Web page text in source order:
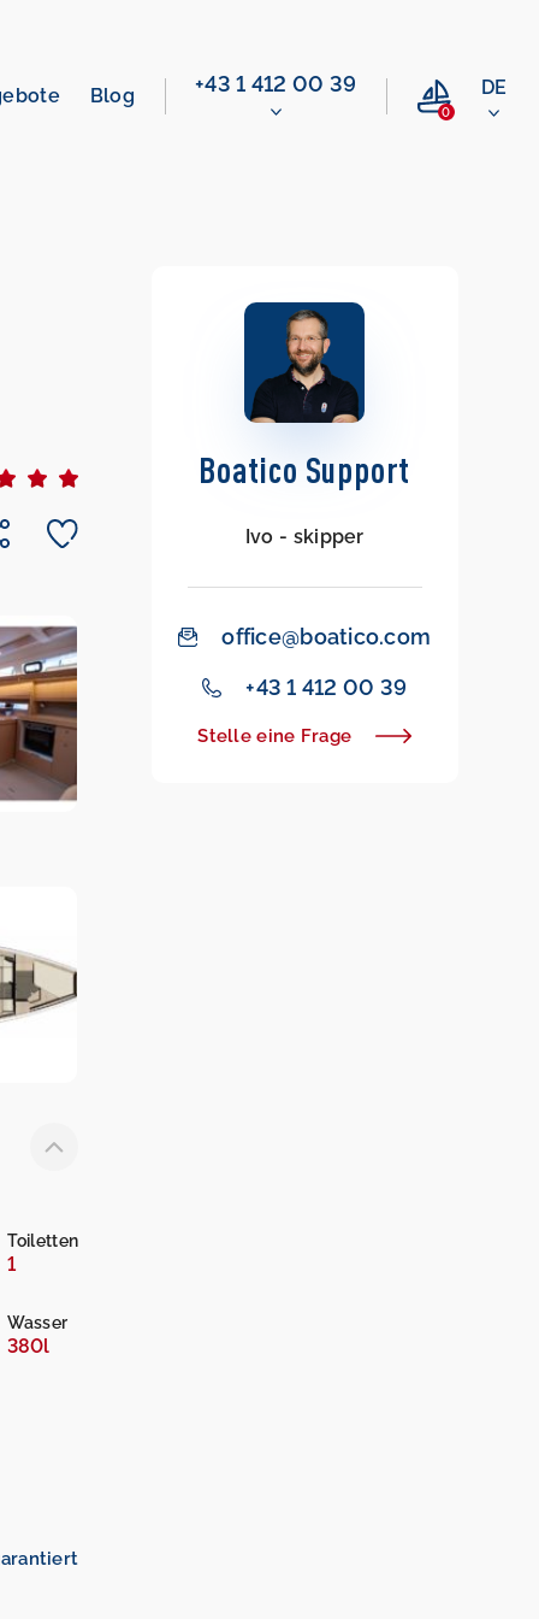
Blog +43 1 412 00 39
0
DE
Toiletten
1
Wasser
380l
Boatico Support
Ivo - skipper
office@boatico.com
+43 1 412 00 39
Stelle eine Frage